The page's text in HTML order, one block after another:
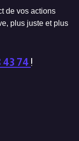
de vos actions
plus juste et plus
43 74 !